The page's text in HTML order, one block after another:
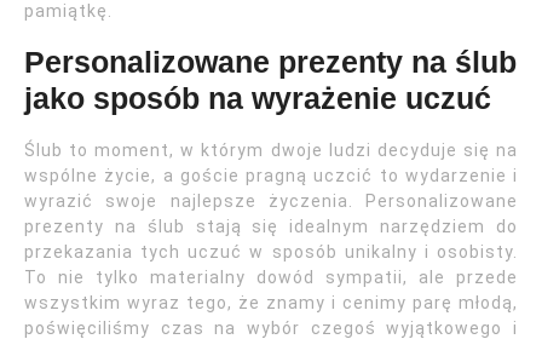
pamiątkę.
Personalizowane prezenty na ślub
jako sposób na wyrażenie uczuć
Ślub to moment, w którym dwoje ludzi decyduje się na
wspólne życie, a goście pragną uczcić to wydarzenie i
wyrazić swoje najlepsze życzenia. Personalizowane
prezenty na ślub stają się idealnym narzędziem do
przekazania tych uczuć w sposób unikalny i osobisty.
To nie tylko materialny dowód sympatii, ale przede
wszystkim wyraz tego, że znamy i cenimy parę młodą,
poświęciliśmy czas na wybór czegoś wyjątkowego i